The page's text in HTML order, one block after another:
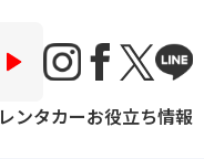
レンタカーお役立ち情報